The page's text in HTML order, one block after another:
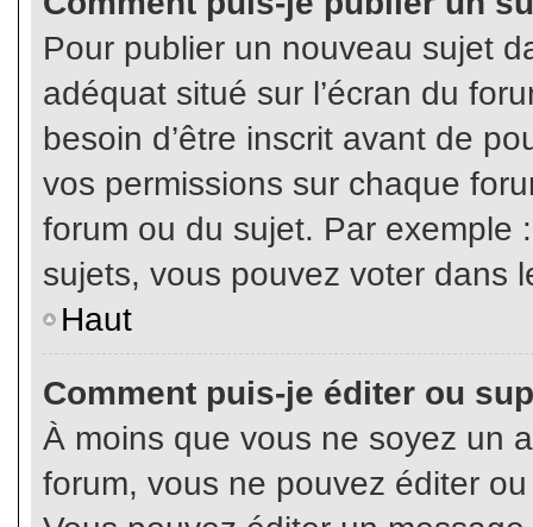
Pour publier un nouveau sujet
adéquat situé sur l’écran du
besoin d’être inscrit avant de
vos permissions sur chaque
forum ou du sujet. Par exemple
sujets, vous pouvez voter dans
Haut
Comment puis-je éditer ou
À moins que vous ne soyez un
forum, vous ne pouvez éditer